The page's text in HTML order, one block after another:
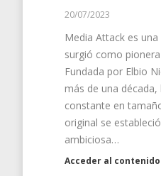
20/07/2023
Media Attack es
surgió como
Fundada por Elbio
más de una
constante en
original se
ambiciosa…
Acceder al contenido